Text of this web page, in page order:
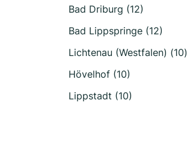
Bad Driburg (12)
Bad Lippspringe (12)
Lichtenau (Westfalen) (10)
Hövelhof (10)
Lippstadt (10)